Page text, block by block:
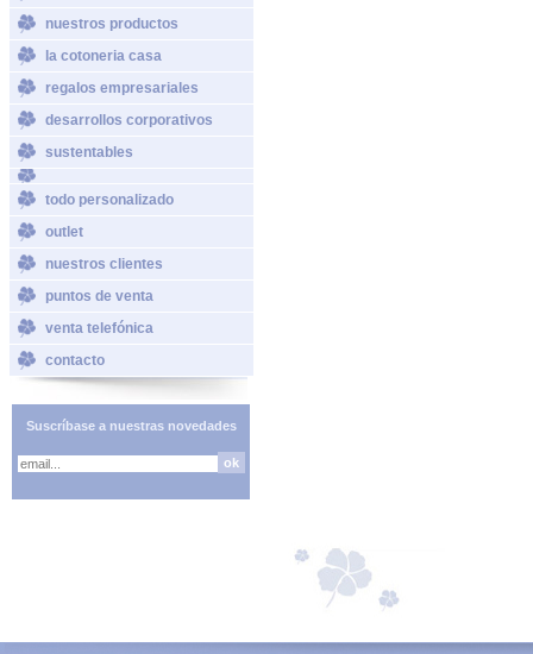
nuestros productos
la cotoneria casa
regalos empresariales
desarrollos corporativos
sustentables
todo personalizado
outlet
nuestros clientes
puntos de venta
venta telefónica
contacto
Suscríbase a nuestras novedades